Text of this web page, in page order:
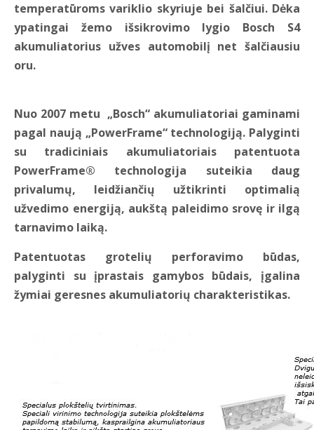
temperatūroms variklio skyriuje bei šalčiui. Dėka
ypatingai žemo išsikrovimo lygio Bosch S4
akumuliatorius užves automobilį net šalčiausiu
oru.
Nuo 2007 metu „Bosch“ akumuliatoriai gaminami
pagal naują „PowerFrame“ technologiją. Palyginti
su tradiciniais akumuliatoriais
patentuota
PowerFrame®
technologija suteikia daug
privalumų, leidžiančių užtikrinti optimalią
užvedimo energiją, aukštą paleidimo srovę ir ilgą
tarnavimo laiką.
Patentuotas grotelių perforavimo būdas,
palyginti su įprastais gamybos būdais, įgalina
žymiai geresnes akumuliatorių charakteristikas.